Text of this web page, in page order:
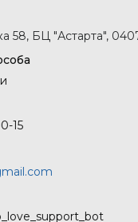
58, БЦ "Астарта",
15